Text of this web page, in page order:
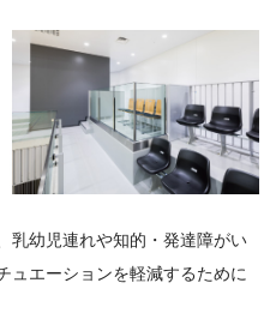
乳幼児連れや知的・発達障がい
ュエーションを軽減するために